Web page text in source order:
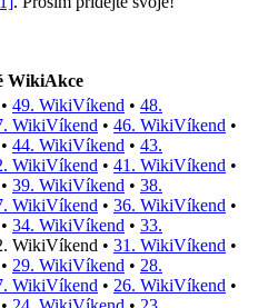
WikiAkce
• 49. WikiVíkend • 48.
WikiVíkend • 46. WikiVíkend •
• 44. WikiVíkend • 43.
WikiVíkend • 41. WikiVíkend •
• 39. WikiVíkend • 38.
WikiVíkend • 36. WikiVíkend •
• 34. WikiVíkend • 33.
WikiVíkend • 31. WikiVíkend •
• 29. WikiVíkend • 28.
WikiVíkend • 26. WikiVíkend •